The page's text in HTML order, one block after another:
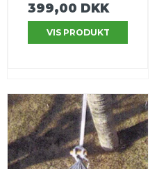
399,00 DKK
VIS PRODUKT